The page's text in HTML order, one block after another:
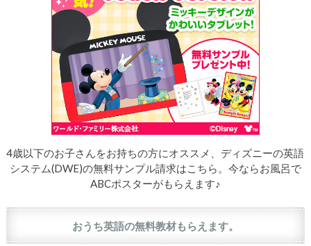
4歳以下のお子さんをお持ちの方にオススメ、ディズニーの英語
システム(DWE)の無料サンプル請求はこちら。今ならお風呂で
ABCポスターがもらえます♪
おうち英語の無料教材もらえます。